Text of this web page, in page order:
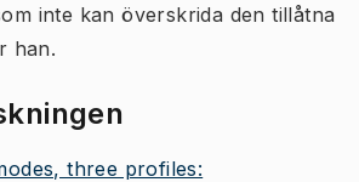
inte kan överskrida den tillåtna
han.
three profiles: